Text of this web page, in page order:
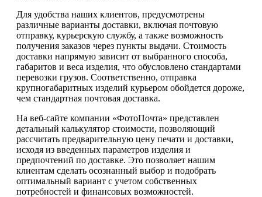
Для удобства наших клиентов, предусмотрены
различные варианты доставки, включая почтовую
отправку, курьерскую службу, а также возможность
получения заказов через пункты выдачи. Стоимость
доставки напрямую зависит от выбранного способа,
габаритов и веса изделия, что обусловлено стандартами
перевозки грузов. Соответственно, отправка
крупногабаритных изделий курьером обойдется дороже,
чем стандартная почтовая доставка.
На веб-сайте компании «ФотоПочта» представлен
детальный калькулятор стоимости, позволяющий
рассчитать предварительную цену печати и доставки,
исходя из введенных параметров изделия и
предпочтений по доставке. Это позволяет нашим
клиентам сделать осознанный выбор и подобрать
оптимальный вариант с учетом собственных
потребностей и финансовых возможностей.